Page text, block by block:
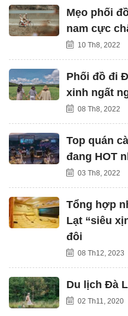
Mẹo phối
nam cực
10 Th8, 2022
Phối đồ đi
xinh ngất
08 Th8, 2022
Top quán
đang HOT
03 Th8, 2022
Tổng hợp
Lạt “siêu
đôi
08 Th12, 2023
Du lịch Đà
02 Th11, 2020